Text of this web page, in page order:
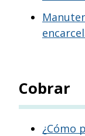
Cobrar
¿Cómo